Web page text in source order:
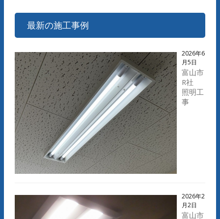
最新の施工事例
2026年6
月5日
富山市
R社
照明工
事
2026年2
月2日
富山市